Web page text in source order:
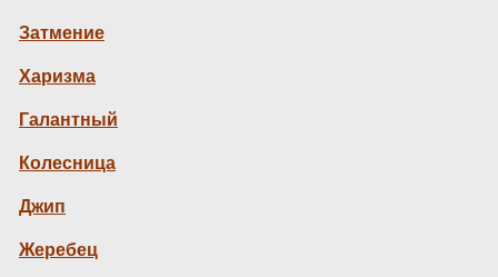
Затмение
Харизма
Галантный
Колесница
Джип
Жеребец